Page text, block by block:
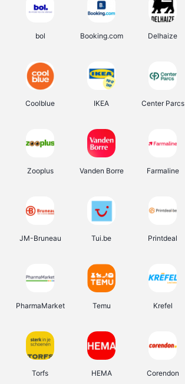
bol Booking.com Delhaize
Coolblue IKEA Center Parcs
Zooplus Vanden Borre Farmaline
JM-Bruneau Tui.be Printdeal
PharmaMarket Temu Krefel
Torfs HEMA Corendon